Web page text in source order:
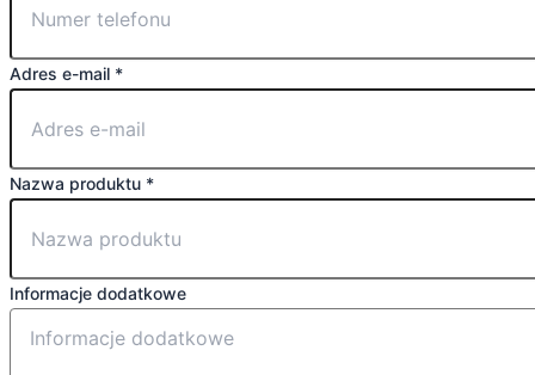
Adres e-mail *
Nazwa produktu *
Informacje dodatkowe